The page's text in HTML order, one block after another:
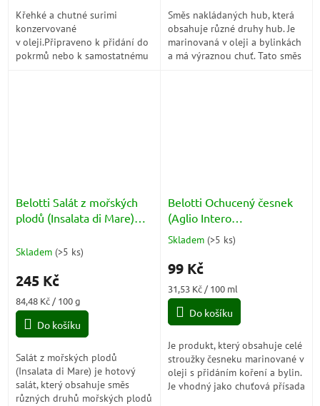
Křehké a chutné surimi
konzervované
v oleji.Připraveno k přidání do
pokrmů nebo k samostatnému
Směs nakládaných hub, která
obsahuje různé druhy hub. Je
marinovaná v oleji a bylinkách
a má výraznou chuť. Tato směs
Belotti Salát z mořských
plodů (Insalata di Mare)
Skladem (>5 ks)
245 Kč
Měrná
cena:
84,48 Kč / 100 g
Do košíku
Salát z mořských plodů
(Insalata di Mare) je hotový
salát, který obsahuje směs
různých druhů mořských plodů
Belotti Ochucený česnek
(Aglio Intero
Aromatizzato) 314ml
Průměrné
produktu
5,0
5
Skladem (>5 ks)
99 Kč
Měrná
cena:
31,53 Kč / 100 ml
Do košíku
Je produkt, který obsahuje celé
stroužky česneku marinované v
oleji s přidáním koření a bylin.
Je vhodný jako chuťová přísada